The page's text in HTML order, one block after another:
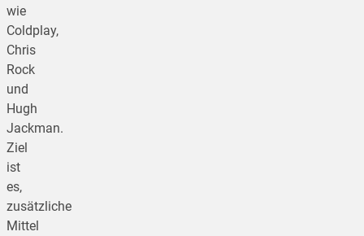
wie
Coldplay,
Chris
Rock
und
Hugh
Jackman.
Ziel
ist
es,
zusätzliche
Mittel